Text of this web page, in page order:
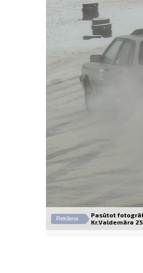
Izdrukas 1h
Reklāma
Pasūtot
Kr.Valdemāra